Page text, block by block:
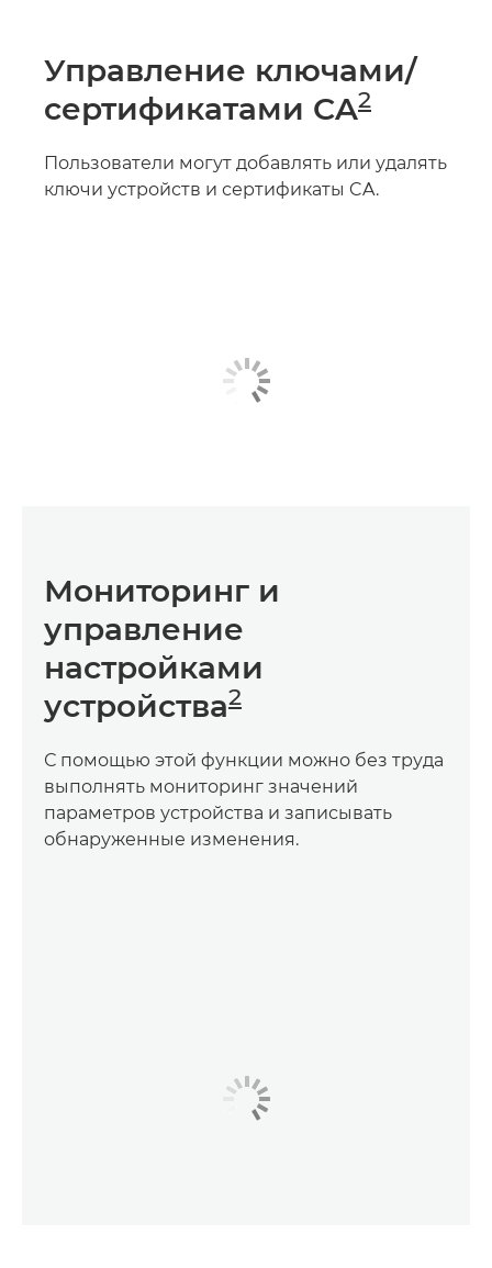
Управление ключами/
сертификатами CA2
Пользователи могут добавлять или удалять
ключи устройств и сертификаты CA.
Мониторинг и
управление
настройками
устройства2
С помощью этой функции можно без труда
выполнять мониторинг значений
параметров устройства и записывать
обнаруженные изменения.